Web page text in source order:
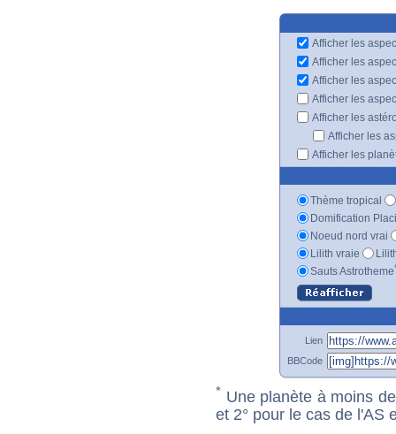
Afficher les
Afficher les
Afficher les
Afficher les
Afficher les
Afficher les
Afficher les
Thème tropical
Domification
Noeud nord vrai
Lilith vraie
Sauts Astrotheme
Lien
BBCode
* Une planète à moins
et 2° pour le cas de l'AS